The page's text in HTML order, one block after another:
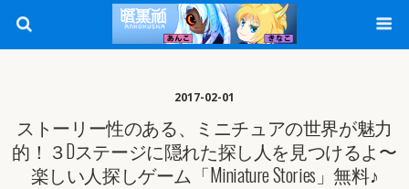
2017-02-01
ストーリー性のある、ミニチュアの世界が魅力
的！３Dステージに隠れた探し人を見つけるよ〜
楽しい人探しゲーム「Miniature Stories」無料♪